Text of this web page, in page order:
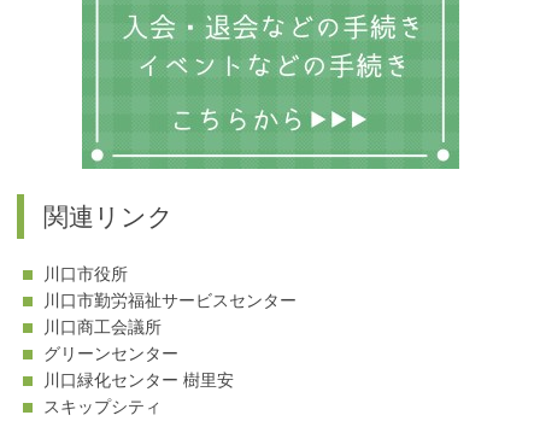
関連リンク
川口市役所
川口市勤労福祉サービスセンター
川口商工会議所
グリーンセンター
川口緑化センター 樹里安
スキップシティ